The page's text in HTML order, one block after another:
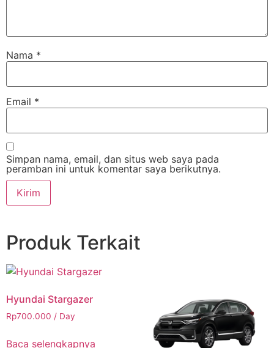
Nama *
Email *
Simpan nama, email, dan situs web saya pada
peramban ini untuk komentar saya berikutnya.
Produk Terkait
Hyundai Stargazer
Rp700.000 / Day
Baca selengkapnya